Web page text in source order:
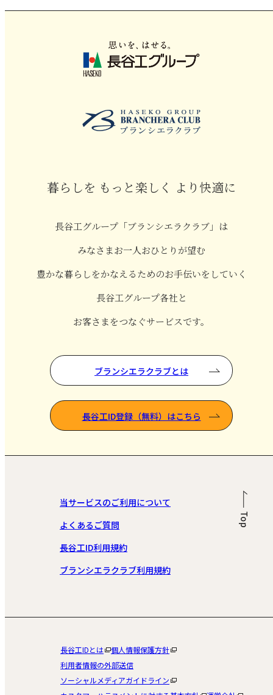
暮らしを もっと楽しく より快適に
長谷工グループ「ブランシエラクラブ」は
みなさまお一人おひとりが望む
豊かな暮らしをかなえるためのお手伝いをしていく
長谷工グループ各社と
お客さまをつなぐサービスです。
ブランシエラクラブとは
長谷工ID登録（無料）はこちら
当サービスのご利用について
長谷工ID利用規約
よくあるご質問
ブランシエラクラブ利用規約
長谷工IDとは
個人情報保護方針
利用者情報の外部送信
ソーシャルメディアガイドライン